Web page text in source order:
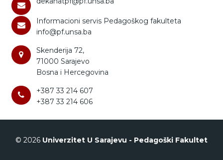
Informacioni servis Pedagoškog fakulteta
info@pf.unsa.ba
Skenderija 72,
71000 Sarajevo
Bosna i Hercegovina
+387 33 214 607
+387 33 214 606
© 2026 Univerzitet U Sarajevu - Pedagoški Fakultet